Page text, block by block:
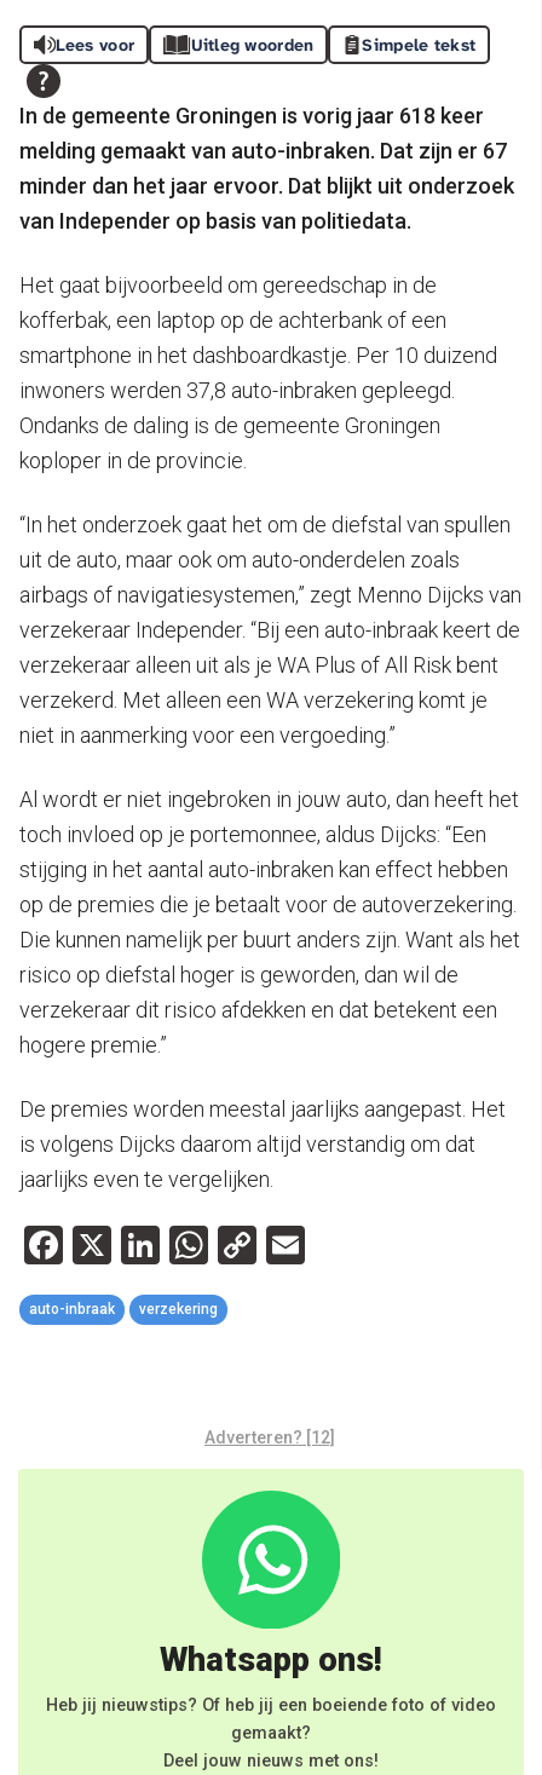
Lees voor Uitleg woorden Simpele tekst
In de gemeente Groningen is vorig jaar 618 keer
melding gemaakt van auto-inbraken. Dat zijn er 67
minder dan het jaar ervoor. Dat blijkt uit onderzoek
van Independer op basis van politiedata.
Het gaat bijvoorbeeld om gereedschap in de
kofferbak, een laptop op de achterbank of een
smartphone in het dashboardkastje. Per 10 duizend
inwoners werden 37,8 auto-inbraken gepleegd.
Ondanks de daling is de gemeente Groningen
koploper in de provincie.
“In het onderzoek gaat het om de diefstal van spullen
uit de auto, maar ook om auto-onderdelen zoals
airbags of navigatiesystemen,” zegt Menno Dijcks van
verzekeraar Independer. “Bij een auto-inbraak keert de
verzekeraar alleen uit als je WA Plus of All Risk bent
verzekerd. Met alleen een WA verzekering komt je
niet in aanmerking voor een vergoeding.”
Al wordt er niet ingebroken in jouw auto, dan heeft het
toch invloed op je portemonnee, aldus Dijcks: “Een
stijging in het aantal auto-inbraken kan effect hebben
op de premies die je betaalt voor de autoverzekering.
Die kunnen namelijk per buurt anders zijn. Want als het
risico op diefstal hoger is geworden, dan wil de
verzekeraar dit risico afdekken en dat betekent een
hogere premie.”
De premies worden meestal jaarlijks aangepast. Het
is volgens Dijcks daarom altijd verstandig om dat
jaarlijks even te vergelijken.
Facebook
X LinkedIn
WhatsApp
Copy
auto-inbraak verzekering
Adverteren? [12]
Whatsapp ons!
Heb jij nieuwstips? Of heb jij een boeiende foto of video
gemaakt?
Deel jouw nieuws met ons!